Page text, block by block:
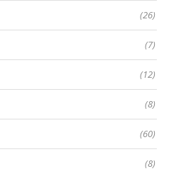
(26)
(7)
(12)
(8)
(60)
(8)